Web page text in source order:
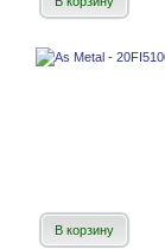
В корзину